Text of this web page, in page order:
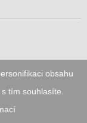
obsahu
tím souhlasíte.
elektronickou